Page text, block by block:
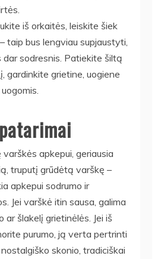
iš orkaitės, leiskite šiek
taip bus lengviau supjaustyti,
dar sodresnis. Patiekite šiltą
gardinkite grietine, uogiene
apkepui, geriausia
truputį grūdėtą varškę –
apkepui sodrumo ir
Jei varškė itin sausa, galima
ar šlakelį grietinėlės. Jei iš
purumo, ją verta pertrinti
skonio, tradiciškai